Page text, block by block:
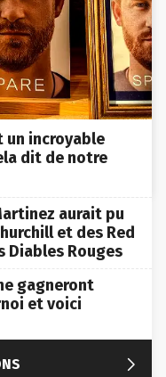
un incroyable
dit de notre
aurait pu
et des Red
Diables Rouges
gagneront
et voici
